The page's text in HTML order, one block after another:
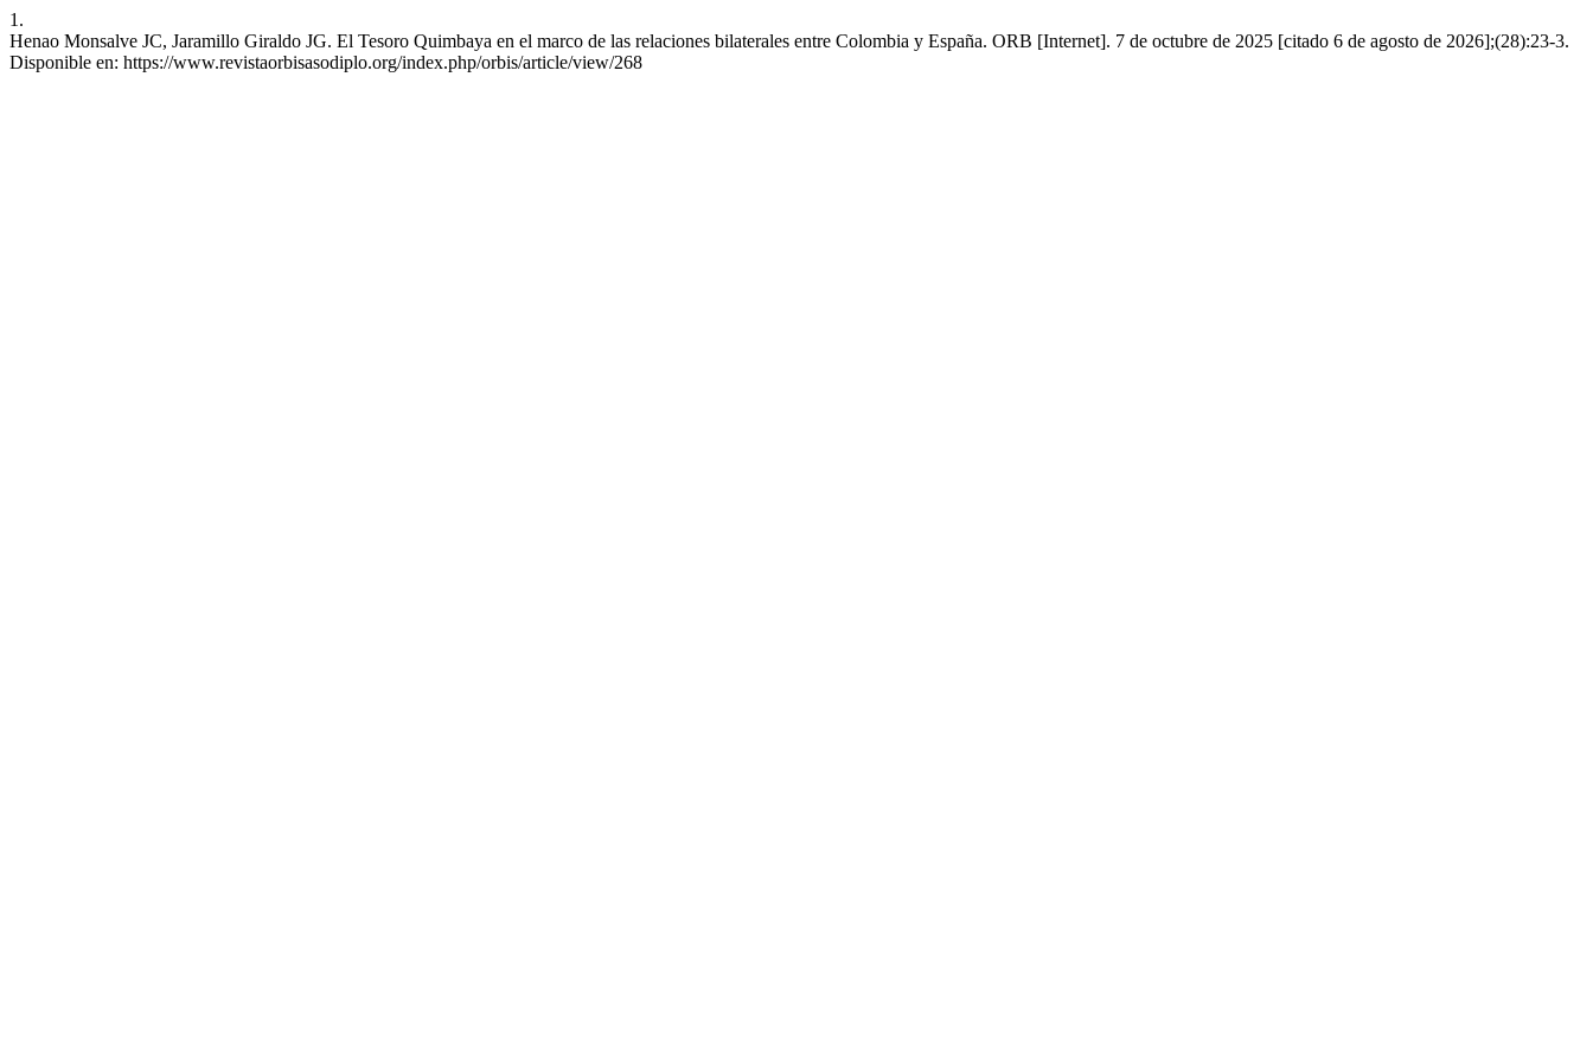
1.
Henao Monsalve JC, Jaramillo Giraldo JG. El Tesoro Quimbaya en el marco de las relaciones bilaterales entre Colombia y España. ORB [Internet]. 7 de octubre de 2025 [citado 6 de agosto de 2026];(28):23-3.
Disponible en: https://www.revistaorbisasodiplo.org/index.php/orbis/article/view/268